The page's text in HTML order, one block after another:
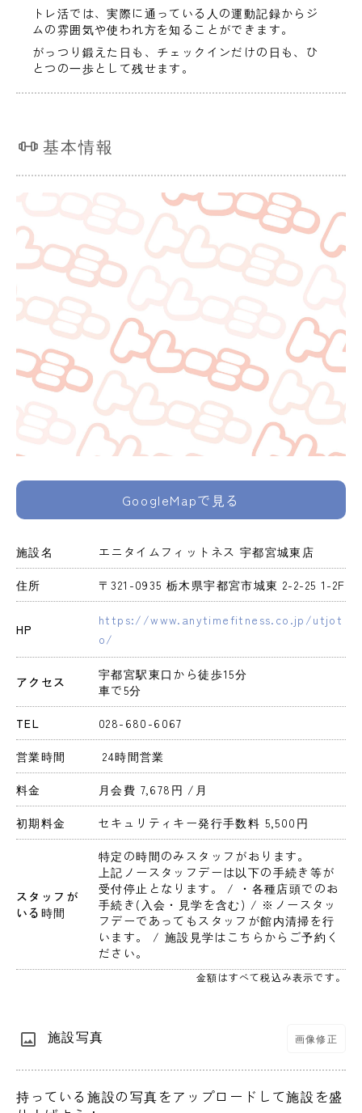
トレ活では、実際に通っている人の運動記録からジ
ムの雰囲気や使われ方を知ることができます。
がっつり鍛えた日も、チェックインだけの日も、ひ
とつの一歩として残せます。
基本情報
GoogleMapで見る
施設名 エニタイムフィットネス 宇都宮城東店
住所 〒321-0935 栃木県宇都宮市城東 2-2-25 1-2F
HP
https://www.anytimefitness.co.jp/utjot
o/
アクセス
宇都宮駅東口から徒歩15分
車で5分
TEL 028-680-6067
営業時間 24時間営業
料金 月会費 7,678円 /月
初期料金 セキュリティキー発行手数料 5,500円
スタッフが
いる時間
特定の時間のみスタッフがおります。
上記ノースタッフデーは以下の手続き等が
受付停止となります。 / ・各種店頭でのお
手続き(入会・見学を含む) / ※ノースタッ
フデーであってもスタッフが館内清掃を行
います。 / 施設見学はこちらからご予約く
ださい。
金額はすべて税込み表示です。
施設写真 画像修正
持っている施設の写真をアップロードして施設を盛